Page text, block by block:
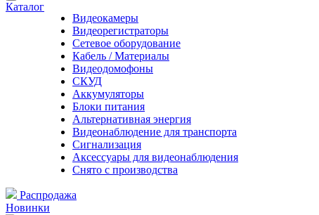
Каталог
Видеокамеры
Видеорегистраторы
Сетевое оборудование
Кабель / Материалы
Видеодомофоны
СКУД
Аккумуляторы
Блоки питания
Альтернативная энергия
Видеонаблюдение для транспорта
Сигнализация
Аксессуары для видеонаблюдения
Снято с производства
Распродажа
Новинки